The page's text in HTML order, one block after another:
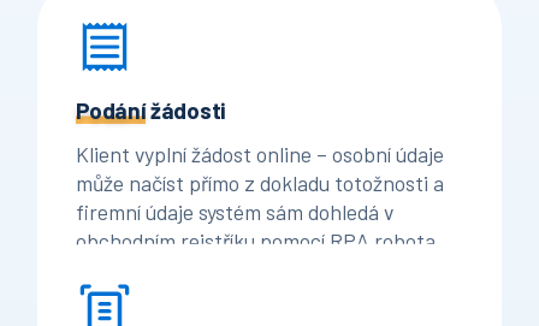
Podánížádosti
Klient vyplní žádost online – osobní údaje
může načíst přímo z dokladu totožnosti a
firemní údaje systém sám dohledá v
obchodním rejstříku pomocí RPA robota.
žádost dokončí rychleji.